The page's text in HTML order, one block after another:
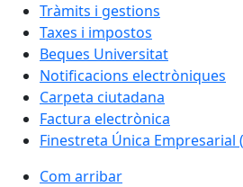
Tràmits i gestions
Taxes i impostos
Beques Universitat
Notificacions electròniques
Carpeta ciutadana
Factura electrònica
Finestreta Única Empresarial
Com arribar